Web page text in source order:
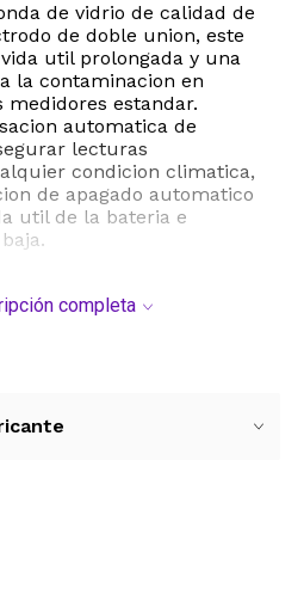
de vidrio de calidad de
de doble union, este
util prolongada y una
la contaminacion en
estandar.
automatica de
lecturas
condicion climatica,
de apagado automatico
util de la bateria e
potable. Su tamaño
completa